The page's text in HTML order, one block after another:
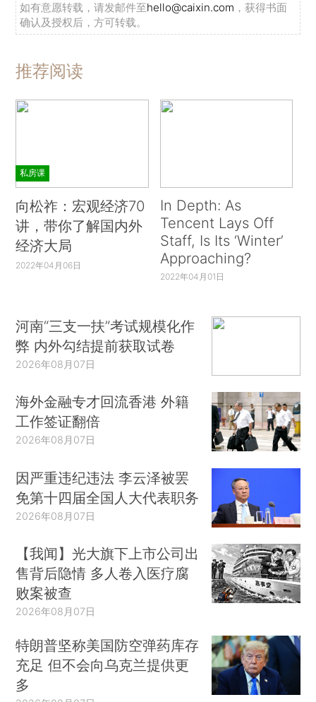
如有意愿转载，请发邮件至hello@caixin.com ，获得书面
确认及授权后，方可转载。
推荐阅读
私房课
向松祚：宏观经济70
讲，带你了解国内外
经济大局
2022年04月06日
In Depth: As
Tencent Lays Off
Staff, Is Its ‘Winter’
Approaching?
2022年04月01日
河南“三支一扶”考试规模化作
弊 内外勾结提前获取试卷
2026年08月07日
海外金融专才回流香港 外籍
工作签证翻倍
2026年08月07日
因严重违纪违法 李云泽被罢
免第十四届全国人大代表职务
2026年08月07日
【我闻】光大旗下上市公司出
售背后隐情 多人卷入医疗腐
败案被查
2026年08月07日
特朗普坚称美国防空弹药库存
充足 但不会向乌克兰提供更
多